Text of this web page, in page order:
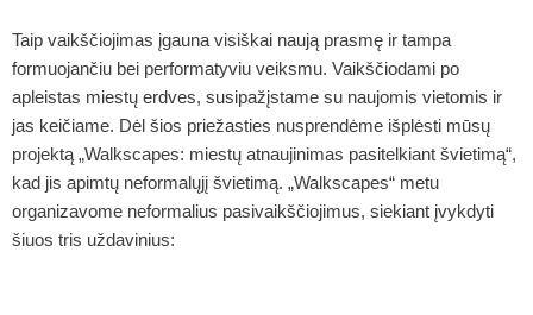
Taip vaikščiojimas įgauna visiškai naują prasmę ir tampa
formuojančiu bei performatyviu veiksmu. Vaikščiodami po
apleistas miestų erdves, susipažįstame su naujomis vietomis ir
jas keičiame. Dėl šios priežasties nusprendėme išplėsti mūsų
projektą „Walkscapes: miestų atnaujinimas pasitelkiant švietimą“,
kad jis apimtų neformalųjį švietimą. „Walkscapes“ metu
organizavome neformalius pasivaikščiojimus, siekiant įvykdyti
šiuos tris uždavinius: